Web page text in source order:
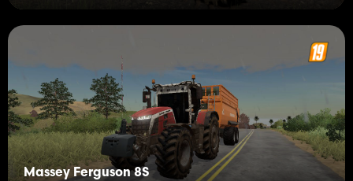
Massey Ferguson 8S